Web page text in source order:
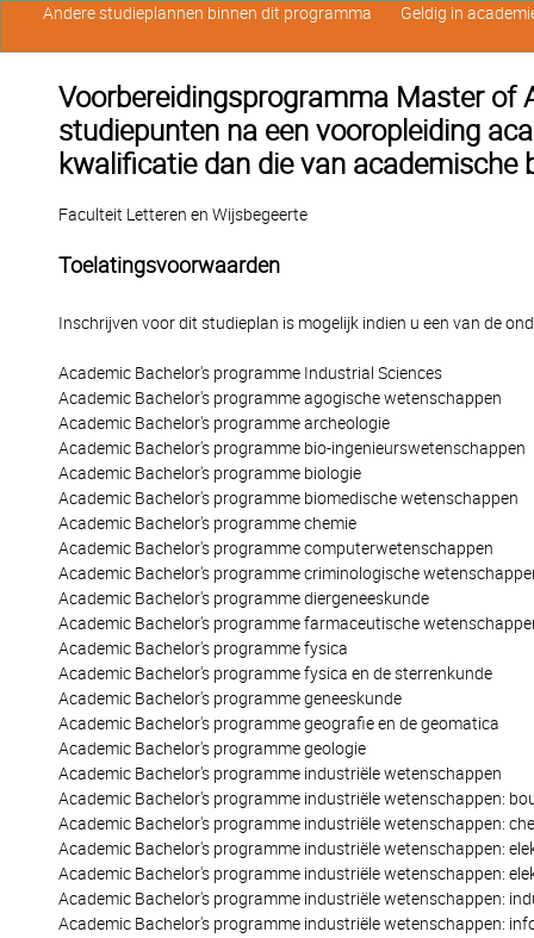
Voorbereidingsprogramma Master of
studiepunten na een vooropleiding
kwalificatie dan die van
Faculteit Letteren en Wijsbegeerte
Toelatingsvoorwaarden
Inschrijven voor dit studieplan is mogelijk indien u een van de
Academic Bachelor's programme Industrial Sciences
Academic Bachelor's programme agogische wetenschappen
Academic Bachelor's programme archeologie
Academic Bachelor's programme bio-ingenieurswetenschappen
Academic Bachelor's programme biologie
Academic Bachelor's programme biomedische wetenschappen
Academic Bachelor's programme chemie
Academic Bachelor's programme computerwetenschappen
Academic Bachelor's programme criminologische
Academic Bachelor's programme diergeneeskunde
Academic Bachelor's programme farmaceutische
Academic Bachelor's programme fysica
Academic Bachelor's programme fysica en de sterrenkunde
Academic Bachelor's programme geneeskunde
Academic Bachelor's programme geografie en de geomatica
Academic Bachelor's programme geologie
Academic Bachelor's programme industriële wetenschappen
Academic Bachelor's programme industriële wetenschappen:
Academic Bachelor's programme industriële wetenschappen:
Academic Bachelor's programme industriële wetenschappen:
Academic Bachelor's programme industriële wetenschappen:
Academic Bachelor's programme industriële wetenschappen:
Academic Bachelor's programme industriële wetenschappen:
Andere studieplannen binnen dit programma Geldig in